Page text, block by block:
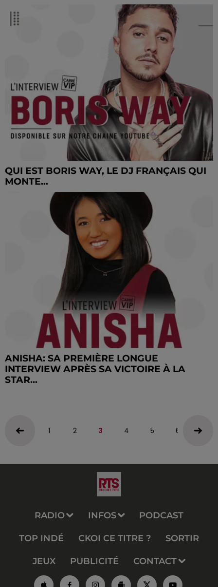
QUI EST BORIS WAY, LE DJ FRANÇAIS QUI
MONTE...
ANISHA: SA PREMIÈRE LONGUE
INTERVIEW APRÈS SA VICTOIRE À LA
STAR...
1 2 3 4 5 6
RADIO INFOS PODCAST
TOP INDÉ CKOI CE TITRE ? SORTIR
JEUX PUBLICITÉ CONTACT